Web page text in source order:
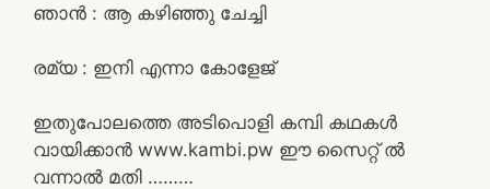
ഞാൻ : ആ കഴിഞ്ഞു ചേച്ചി
രമ്യ : ഇനി എന്നാ കോളേജ്
ഇതുപോലത്തെ അടിപൊളി കമ്പി കഥകൾ
വായിക്കാൻ www.kambi.pw ഈ സൈറ്റ് ൽ
വന്നാൽ മതി ………